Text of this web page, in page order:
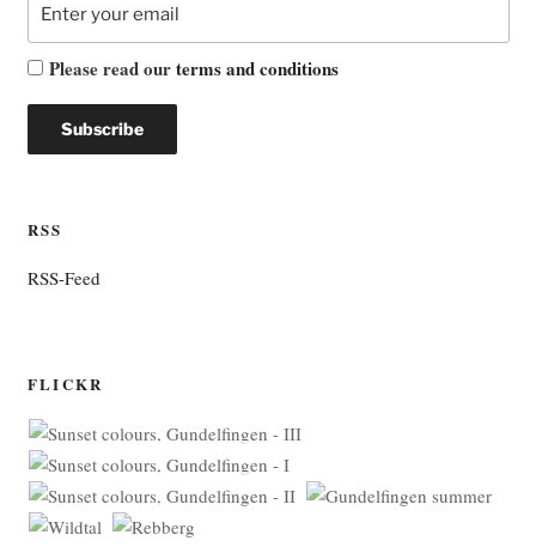
Please read ourterms and conditions
RSS
RSS-Feed
FLICKR